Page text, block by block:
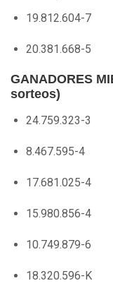
19.812.604-7
20.381.668-5
GANADORES
sorteos)
24.759.323-3
8.467.595-4
17.681.025-4
15.980.856-4
10.749.879-6
18.320.596-K